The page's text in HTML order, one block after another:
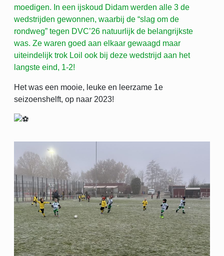
moedigen. In een ijskoud Didam werden alle 3 de
wedstrijden gewonnen, waarbij de “slag om de
rondweg” tegen DVC’26 natuurlijk de belangrijkste
was. Ze waren goed aan elkaar gewaagd maar
uiteindelijk trok Loil ook bij deze wedstrijd aan het
langste eind, 1-2!
Het was een mooie, leuke en leerzame 1e
seizoenshelft, op naar 2023!